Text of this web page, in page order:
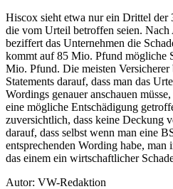
Hiscox sieht etwa nur ein Drittel der
die vom Urteil betroffen seien.
beziffert das Unternehmen die
kommt auf 85 Mio. Pfund mögliche
Mio. Pfund. Die meisten Versicherer
Statements darauf, dass man das
Wordings genauer anschauen
eine mögliche Entschädigung
zuversichtlich, dass keine Deckung
darauf, dass selbst wenn man eine
entsprechenden Wording habe, man
das einem ein wirtschaftlicher
Autor: VW-Redaktion